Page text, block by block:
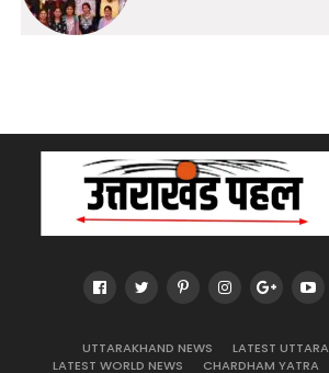
UTTARAKHAND NEWS
LATEST
LATEST WORLD NEWS
CHARDHAM YATRA